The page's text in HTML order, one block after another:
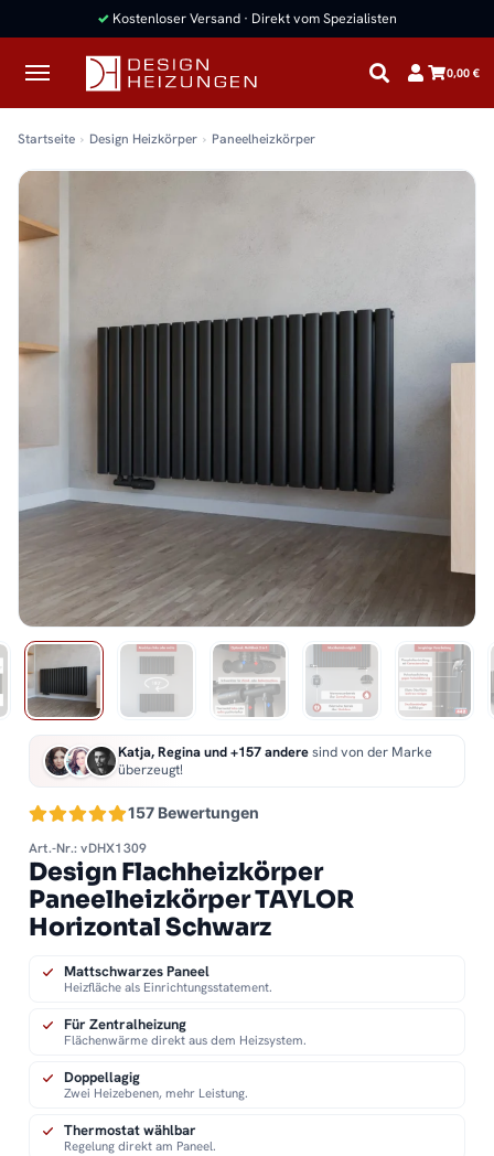
✓ Kostenloser Versand · Direkt vom Spezialisten
0,00 €
Startseite Design Heizkörper Paneelheizkörper
157 Bewertungen
Katja, Regina und +157 anderesind von der Marke
überzeugt!
Art.-Nr.: vDHX1309
Design Flachheizkörper
Paneelheizkörper TAYLOR
Horizontal Schwarz
Mattschwarzes Paneel
Heizfläche als Einrichtungsstatement.
Für Zentralheizung
Flächenwärme direkt aus dem Heizsystem.
Doppellagig
Zwei Heizebenen, mehr Leistung.
Thermostat wählbar
Regelung direkt am Paneel.